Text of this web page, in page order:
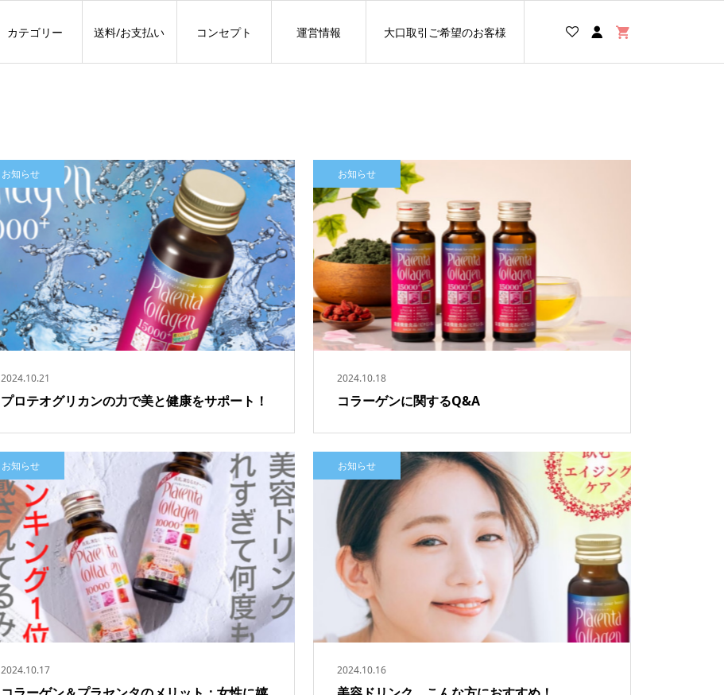
カテゴリー 送料/お支払い コンセプト 運営情報 大口取引ご希望のお客様
2024.10.21
プロテオグリカンの力で美と健康をサポート！
お知らせ
2024.10.18
コラーゲンに関するQ&A
お知らせ
2024.10.17
お知らせ
2024.10.16
お知らせ
ZUTTO アゼラ美容液（30ml）
¥3,520
THE STEM CELL（フェイスマス
ク）30枚
¥1,000